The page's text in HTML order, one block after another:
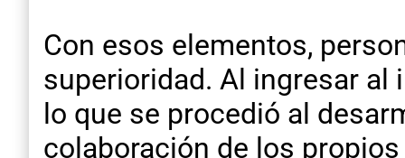
Con esos elementos,
superioridad. Al ingresar al
lo que se procedió al
colaboración de los